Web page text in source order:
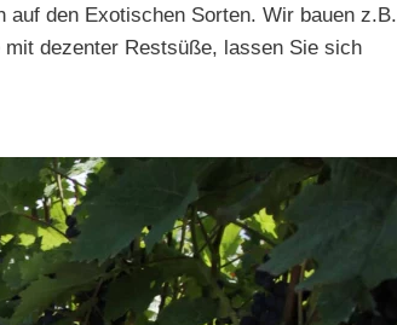
den Exotischen Sorten. Wir bauen z.B.
dezenter Restsüße, lassen Sie sich